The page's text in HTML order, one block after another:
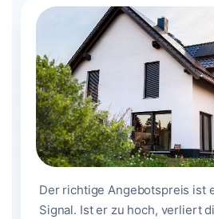
Der richtige Angebotspreis ist
Signal. Ist er zu hoch, verliert